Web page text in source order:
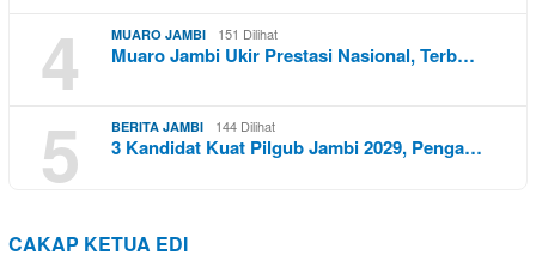
4
MUARO JAMBI 151 Dilihat
Muaro Jambi Ukir Prestasi Nasional, Terb…
5 BERITA JAMBI 144 Dilihat
3 Kandidat Kuat Pilgub Jambi 2029, Penga…
CAKAP KETUA EDI